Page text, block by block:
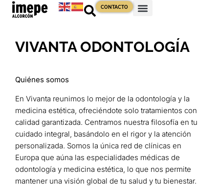
CONTACTO
VIVANTA ODONTOLOGÍA
Quiénes somos
En Vivanta reunimos lo mejor de la odontología y la
medicina estética, ofreciéndote solo tratamientos con
calidad garantizada. Centramos nuestra filosofía en tu
cuidado integral, basándolo en el rigor y la atención
personalizada. Somos la única red de clínicas en
Europa que aúna las especialidades médicas de
odontología y medicina estética, lo que nos permite
mantener una visión global de tu salud y tu bienestar.